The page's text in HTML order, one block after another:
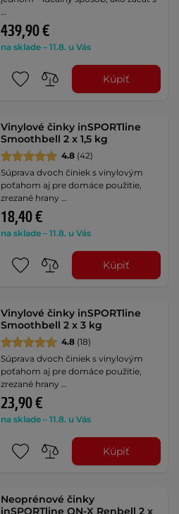
…
439,90 €
na sklade – 11.8. u Vás
Kúpiť
Vinylové činky inSPORTline
Smoothbell 2 x 1,5 kg
4.8 (42)
Súprava dvoch činiek s vinylovým
poťahom aj pre domáce použitie,
zrezané hrany …
18,40 €
na sklade – 11.8. u Vás
Kúpiť
Vinylové činky inSPORTline
Smoothbell 2 x 3 kg
4.8 (18)
Súprava dvoch činiek s vinylovým
poťahom aj pre domáce použitie,
zrezané hrany …
23,90 €
na sklade – 11.8. u Vás
Kúpiť
Neoprénové činky
inSPORTline ON-X Renbell 2 x